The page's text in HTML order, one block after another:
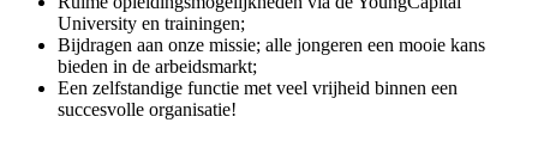
University en trainingen;
Bijdragen aan onze missie; alle jongeren een mooie kans
bieden in de arbeidsmarkt;
Een zelfstandige functie met veel vrijheid binnen een
succesvolle organisatie!